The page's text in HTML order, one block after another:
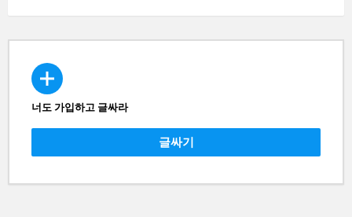
CREATE
너도 가입하고 글싸라
글싸기